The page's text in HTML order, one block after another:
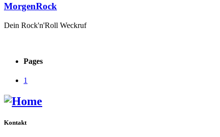
MorgenRock
Dein Rock'n'Roll Weckruf
Pages
1
Kontakt